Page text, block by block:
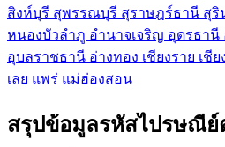
สิงห์บุรี สุพรรณบุรี สุราษฎร์ธานี สุริ
หนองบัวลำภู อำนาจเจริญ อุดรธานี
อุบลราชธานี อ่างทอง เชียงราย เชี
เลย แพร่ แม่ฮ่องสอน
สรุปข้อมูลรหัสไปรษณีย์